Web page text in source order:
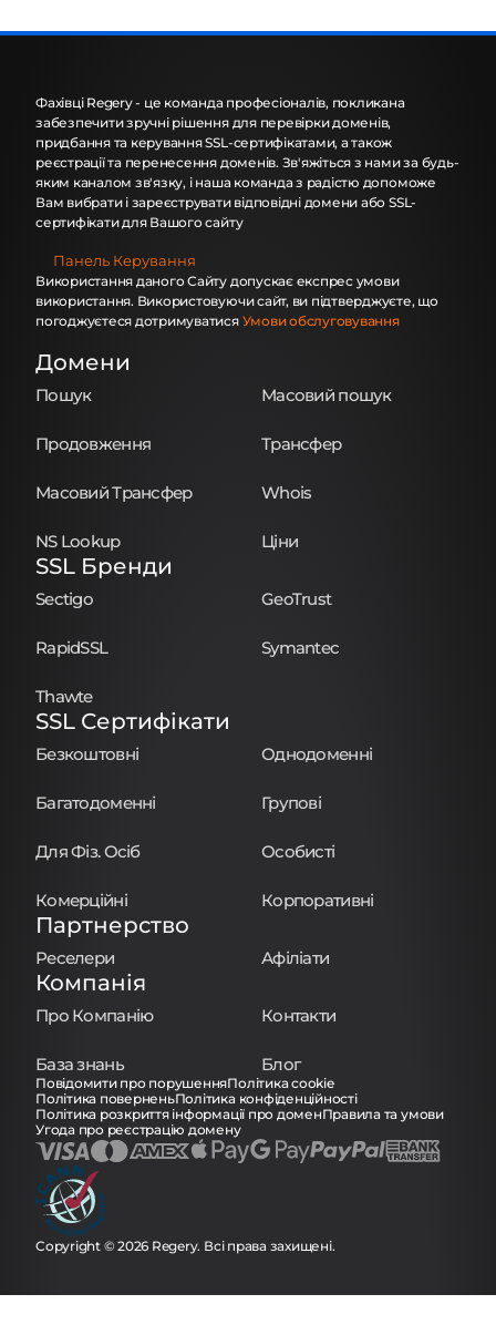
Фахівці Regery - це команда професіоналів, покликана
забезпечити зручні рішення для перевірки доменів,
придбання та керування SSL-сертифікатами, а також
реєстрації та перенесення доменів. Зв'яжіться з нами за будь-
яким каналом зв'язку, і наша команда з радістю допоможе
Вам вибрати і зареєструвати відповідні домени або SSL-
сертифікати для Вашого сайту
Панель Керування
Використання даного Сайту допускає експрес умови
використання. Використовуючи сайт, ви підтверджуєте, що
погоджуєтеся дотримуватися Умови обслуговування
Домени
Пошук Масовий пошук
Продовження Трансфер
Масовий Трансфер Whois
NS Lookup Ціни
SSL Бренди
Sectigo GeoTrust
RapidSSL Symantec
Thawte
SSL Сертифікати
Безкоштовні Однодоменні
Багатодоменні Групові
Для Фіз. Осіб Особисті
Комерційні Корпоративні
Партнерство
Реселери Афіліати
Компанія
Про Компанію Контакти
База знань Блог
Повідомити про порушенняПолітика cookie
Політика поверненьПолітика конфіденційності
Політика розкриття інформації про доменПравила та умови
Угода про реєстрацію домену
Copyright © 2026 Regery. Всі права захищені.